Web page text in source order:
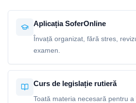
Aplicația SoferOnline
Învață organizat, fără stres,
examen.
Curs de legislație rutieră
Toată materia necesară pentru